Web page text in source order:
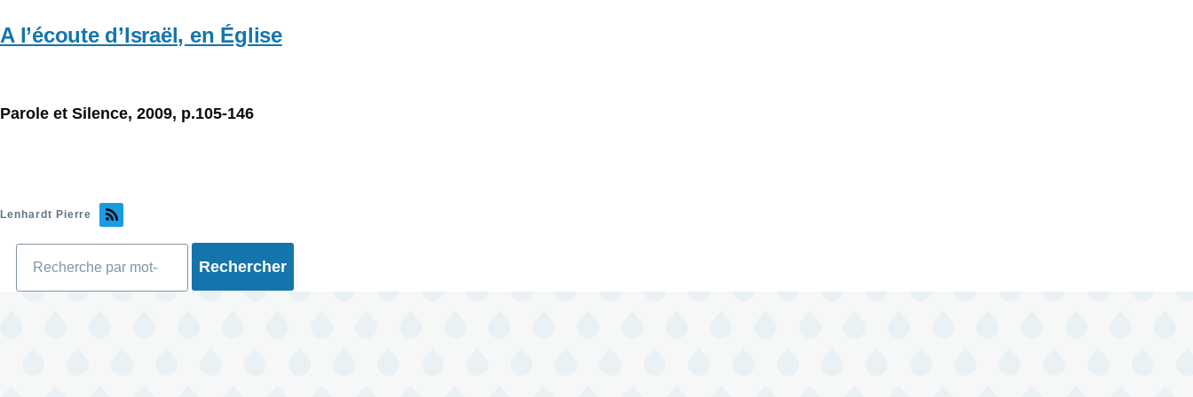
A l’écoute d’Israël, en Église
Parole et Silence, 2009, p.105-146
Lenhardt Pierre